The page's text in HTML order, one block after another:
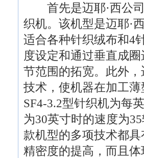
首先是迈耶·西公司
织机。该机型是迈耶·
适合各种针织绒布和4
度设定和通过垂直成
节范围的拓宽。此外
技术，使机器在加工
SF4-3.2型针织机为每
为30英寸时的速度为
款机型的多项技术都
精密度的提高，而且